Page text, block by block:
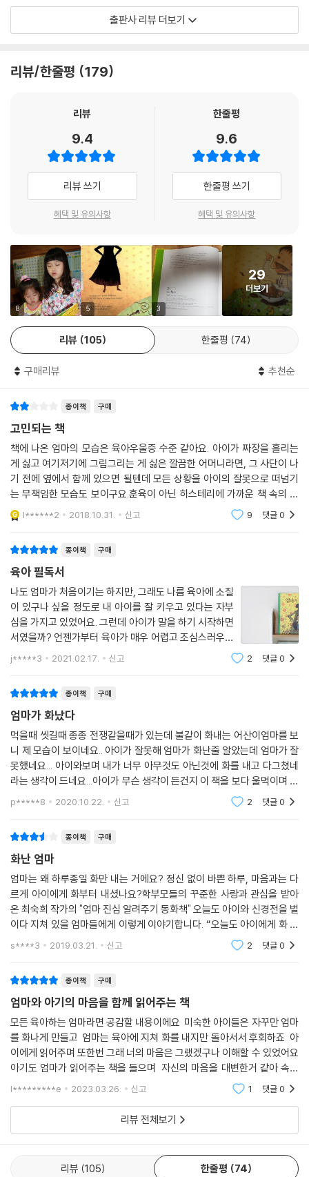
이렇게 화풀이하듯 내지르는 말들이 아이 마음에 얼마나 깊은 상처를 남기
그렇게 아이를 몰아세우고 난 뒤, 엄마의 마음이 얼마나 쓰라린지,
전작 《괜찮아》에서 아이들에게 조금 늦어도 괜찮다는 희망의 말을 건네
그리고 《너는 기적이야》에서 아이의 탄생과 성장을 지켜보는
엄마의 감동과 아픔을 대변해 준 그림책 작가 최숙희가,
이번에는 아이와 엄마 사이에서 일상적으로 일어나는
‘화’에 사로잡힌 대한민국 엄마들
‘화’는 내는 사람에게도 당하는 사람에게도 모두 불편하고 힘겨운 감정입
니다. 그런데 우리가 살아가는 일상은 어찌 보면 온통 화낼 일들로 가득합
니다. 여리기만 한 생명을 속도와 경쟁을 중심으로 돌아가는 세상에 적응
시켜야 하는 대한민국 엄마들에게 특히나 그러하지요. 직장 다니는 엄마들
은 회사 일과 가사노동을 병행하다 보니 아이를 제대로 돌보지 못한다는
이를 놓고 아이에게만 ‘올인’하다 보니 사사건건 화날 일이 많습니다. 아이
다 보면 마음을 다스리기가 쉽지 않습니다. 그러다 보면 순간 억울해지기
도 합니다. “왜 엄마에게만 다 참으라고 하지? 엄마도 사람인데 성인군자
처럼 모든 걸 참는 건 불가능하다고!” 이렇게 항변하는 엄마들도 종종 보
입니다.
그럼에도 아동 심리 전문가들은 아이를 향한 화는 참아야 한다고 말합니
다. 소아정신과 의사 신의진 씨는 《아이 심리 백과》에서 화를 잘 내는 부모
밑에서 자란 아이의 특성을 다음과 같이 이야기합니다. 늘 남의 눈치를 살
피는 경향이 있고, 항상 위축되고 긴장되어 있으며, 주도성이나 창의성이
아이에게 내는 화는 자칫 존재의 뿌리를 뒤흔드는 위협이 될 수도 있기에
더욱 위험합니다.
“네가 믿는 것처럼, 엄마는 여전히 널 사랑해!”
그림책 《엄마가 화났다》는 오늘도 아이와 신경전을 벌이다 지쳐 있을 엄마
들에게 이렇게 이야기합니다. “오늘도 아이에게 화 많이 냈지요? 버릇없
이 구는 아이에게 따끔하게 한마디 하려던 게 생각보다 더 험한 말이 되어
말을 안 들으니 순간 화가 나서 생각지도 못했던 심한 말을 내뱉어 버렸지
요? 그렇다고 아이를 미워하는 건 아닌데, 만약 아이가 사라진다면 세상
끝까지라도 찾아갈 만큼 사랑하는데 말이에요.
그래요, 그러면 안 돼요. 우리는 참을 수밖에 없어요. 왜냐면 아이들은 우리
엄마들에게 온통 의지하며 살아가는 작고 힘없는 생명이니까요. 그리고 괜
찮아요. 아이들은 우리 생각보다 훨씬 더 엄마에게 밀착되어 있대요. 아이
마음은 그리 쉽게 엄마 곁을 떠나지 않고, 엄마가 결국은 자신을 사랑할 거
라고 믿고 싶어 한대요. 그건 틀림없는 사실이에요.”
그리고 아이들에게 이야기합니다. “엄마가 짜증내고 꾸중해서 속상했지?
넌 그저 재미있게 놀고 싶었을 뿐인데 말이야. 엄마가 불같이 화를 내고 심
한 말을 퍼부어서 많이 무서웠지? 넌 엄마를 몹시 사랑하는데 엄마는 널 미
워하는 것 같아서 두려웠을 거야. 하지만 그렇지 않아. 엄마도 사람이라 때
로 화가 나는 걸 잘 참지 못할 뿐이야. 네가 믿는 것처럼, 네 엄마는 널 몹시
도 사랑한단다. 네가 어디론가 사라져 버린다면, 세상 끝까지 뒤져서라도
널 찾아내고 말 엄마란다.” 엄마와 아이는 서로가 서로에게 세상에서 가장
들었습니다. 우리 엄마와 아이들의 마음을 따뜻하게 어루만져 온 그림책
작가 최숙희 특유의 다정한 글과 아름다운 그림으로요.
출판사 리뷰 더보기
리뷰/한줄평 179
리뷰
9.4
리뷰 쓰기
혜택 및 유의사항
한줄평
9.6
한줄평 쓰기
혜택 및 유의사항
8 5 3
29
더보기
리뷰 105 한줄평 74
구매리뷰 추천순
종이책 구매
고민되는 책
책에 나온 엄마의 모습은 육아우울증 수준 같아요. 아이가 짜장을 흘리는
게 싫고 여기저기에 그림그리는 게 싫은 깔끔한 어머니라면, 그 사단이 나
기 전에 옆에서 함께 있으면 될텐데 모든 상황을 아이의 잘못으로 떠넘기
는 무책임한 모습도 보이구요.훈육이 아닌 히스테리에 가까운 책 속의 엄
마를 보며 저희 아이가 어떻게 느낄지 머리속이 새까매졌습니다.우리 엄마
는 저러지 않는다
l******2 2018.10.31. 신고 9 댓글0
종이책 구매
육아 필독서
나도 엄마가 처음이기는 하지만, 그래도 나름 육아에 소질
이 있구나 싶을 정도로 내 아이를 잘 키우고 있다는 자부
심을 가지고 있었어요. 그런데 아이가 말을 하기 시작하면
서였을까? 언젠가부터 육아가 매우 어렵고 조심스러우면
서 힘든거구나 절실히 느껴지더라고요. 5살 우리 아이는
엄마의 행동은 물론, 작은 말 하나까지도 스펀지처럼 흡수
j*****3 2021.02.17. 신고 2 댓글0
종이책 구매
엄마가 화났다
먹을때 씻길때 종종 전쟁같을때가 있는데 불같이 화내는 어산이엄마를 보
니 제 모습이 보이네요.. 아이가 잘못해 엄마가 화난줄 알았는데 엄마가 잘
못했네요... 아이와보며 내가 너무 아무것도 아닌것에 화를 내고 다그쳤네
라는 생각이 드네요...아이가 무슨 생각이 든건지 이 책을 보다 울먹이며 아
빠가 보고싶다고 하네요 .. 그래도 이 책이 좋은지 자주 읽어달라고 해요.
p*****8 2020.10.22. 신고 2 댓글0
종이책 구매
화난 엄마
엄마는 왜 하루종일 화만 내는 거에요? 정신 없이 바쁜 하루, 마음과는 다
르게 아이에게 화부터 내셨나요?학부모들의 꾸준한 사랑과 관심을 받아
온 최숙희 작가의 "엄마 진심 알려주기 동화책" 오늘도 아이와 신경전을 벌
이다 지쳐 있을 엄마들에게 이렇게 이야기합니다. “오늘도 아이에게 화 많
이 냈지요? 버릇없이 구는 아이에게 따끔하게 한마디 하려던 게 생각보다
s****3 2019.03.21. 신고 2 댓글0
종이책 구매
엄마와 아기의 마음을 함께 읽어주는 책
모든 육아하는 엄마라면 공감할 내용이에요 미숙한 아이들은 자꾸만 엄마
를 화나게 만들고 엄마는 육아에 지쳐 화를 내지만 돌아서서 후회하죠 아
이에게 읽어주며 또한번 그래 너의 마음은 그랬겠구나 이해할 수 있었어요
아기도 엄마가 읽어주는 책을 들으며 자신의 마음을 대변한거 같아 속이
l*********e 2023.03.26. 신고 1 댓글0
리뷰 전체보기
리뷰 105 한줄평 74